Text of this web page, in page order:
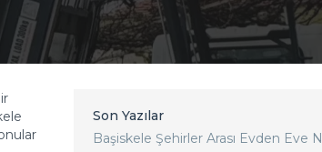
Son Yazılar
Başiskele Şehirler Arası Evden Eve